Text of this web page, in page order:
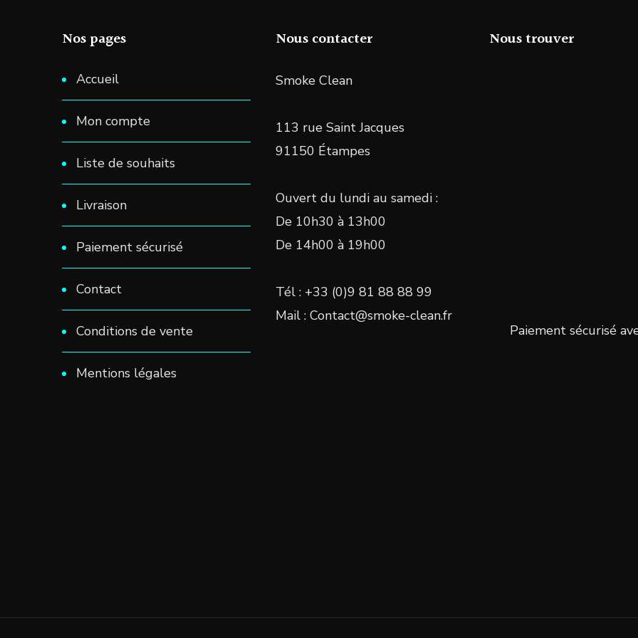
Nos pages
Accueil
Mon compte
Liste de souhaits
Livraison
Paiement sécurisé
Contact
Conditions de vente
Mentions légales
Nous contacter
Smoke Clean
113 rue Saint Jacques
91150 Étampes
Ouvert du lundi au samedi :
De 10h30 à 13h00
De 14h00 à 19h00
Tél : +33 (0)9 81 88 88 99
Mail : Contact@smoke-clean.fr
Nous trouver
Paiement sécurisé